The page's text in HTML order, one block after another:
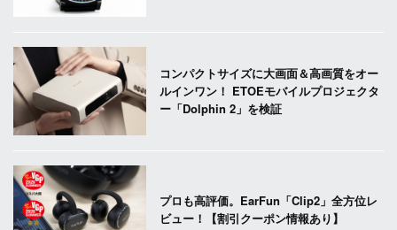
コンパクトサイズに大画面＆高画質をオー
ルインワン！ ETOEモバイルプロジェクタ
ー「Dolphin 2」を検証
プロも高評価。EarFun「Clip2」全方位レ
ビュー！【割引クーポン情報あり】